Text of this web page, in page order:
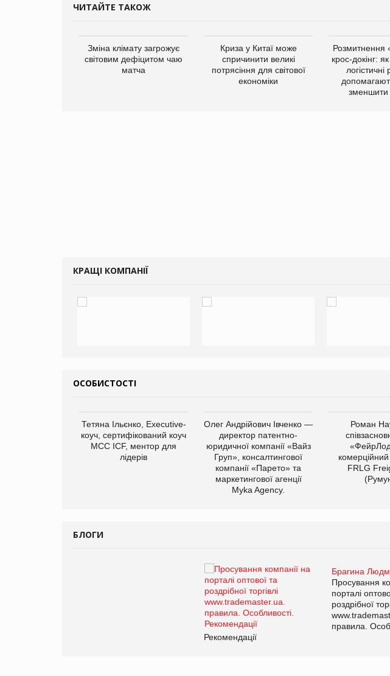
ЧИТАЙТЕ ТАКОЖ
Зміна клімату загрожує
світовим дефіцитом чаю
матча
Криза у Китаї може
спричинити великі
потрясіння для світової
економіки
Розмитнення
крос-докінг:
зменшити
КРАЩІ КОМПАНІЇ
ОСОБИСТОСТІ
Тетяна Ільєнко, Executive-
коуч, сертифікований коуч
МСС ICF, ментор для
лідерів
Олег Андрійович Івченко —
директор патентно-
юридичної компанії «Вайз
Груп», консалтингової
компанії «Парето» та
маркетингової агенції
Myka Agency.
Роман
FRLG
БЛОГИ
Брагина
Просування
порталі
роздрібної
правила.
Рекомендації